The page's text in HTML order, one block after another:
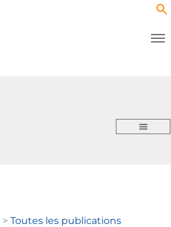
> Toutes les publications